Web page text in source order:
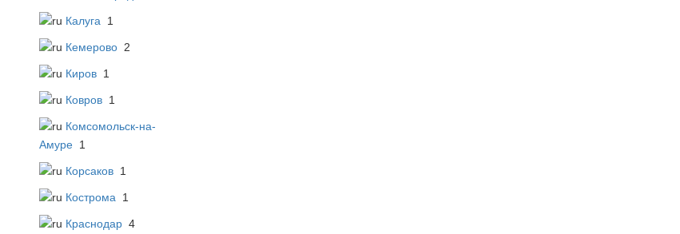
Калуга 1
Кемерово 2
Киров 1
Ковров 1
Комсомольск-на-
Амуре 1
Корсаков 1
Кострома 1
Краснодар 4